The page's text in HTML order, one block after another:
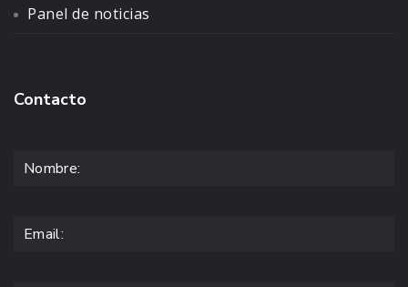
Panel de noticias
Contacto